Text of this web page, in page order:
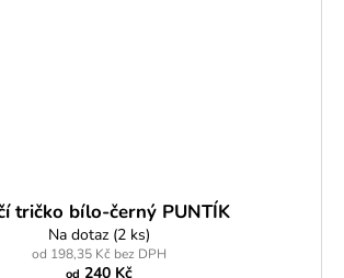
tričko bílo-černý PUNTÍK
Na dotaz (2 ks)
od 198,35 Kč bez DPH
od 240 Kč